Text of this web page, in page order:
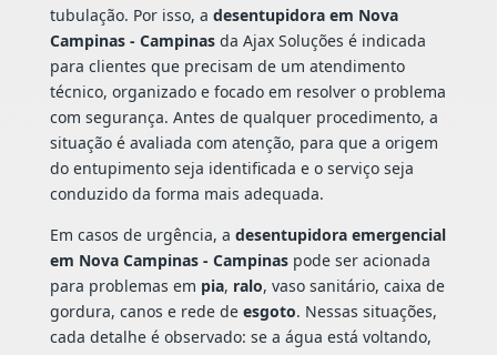
tubulação. Por isso, a desentupidora em Nova
Campinas - Campinasda Ajax Soluções é indicada
para clientes que precisam de um atendimento
técnico, organizado e focado em resolver o problema
com segurança. Antes de qualquer procedimento, a
situação é avaliada com atenção, para que a origem
do entupimento seja identificada e o serviço seja
conduzido da forma mais adequada.
Em casos de urgência, a desentupidora emergencial
em Nova Campinas - Campinaspode ser acionada
para problemas em pia, ralo, vaso sanitário, caixa de
gordura, canos e rede de esgoto. Nessas situações,
cada detalhe é observado: se a água está voltando,